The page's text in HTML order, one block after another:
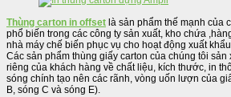
Thùng carton in offset là sản phẩm thế mạnh của
phổ biến trong các công ty sản xuất, kho chứa
nhà máy chế biến phục vụ cho hoạt động xuất
Các sản phẩm thùng giấy carton của chúng tôi sản
riêng của khách hàng về chất liệu, kích thước, in
sóng chính tạo nên các rãnh, vòng uốn lượn của
B, sóng C và sóng E).